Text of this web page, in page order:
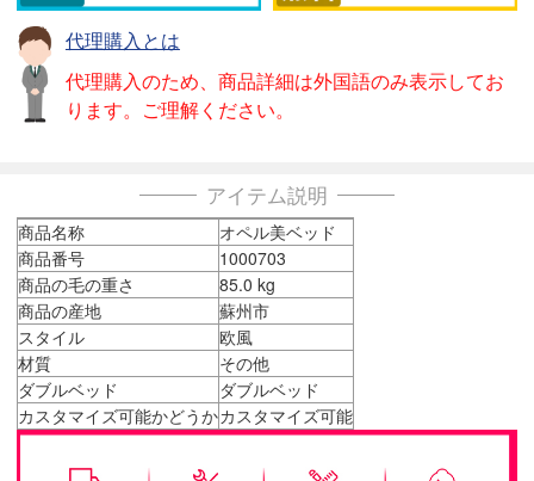
代理購入とは
代理購入のため、商品詳細は外国語のみ表示してお
ります。ご理解ください。
アイテム説明
商品名称
オペル美ベッド
商品番号
1000703
商品の毛の重さ
85.0 kg
商品の産地
蘇州市
スタイル
欧風
材質
その他
ダブルベッド
ダブルベッド
カスタマイズ可能かどうかカスタマイズ可能